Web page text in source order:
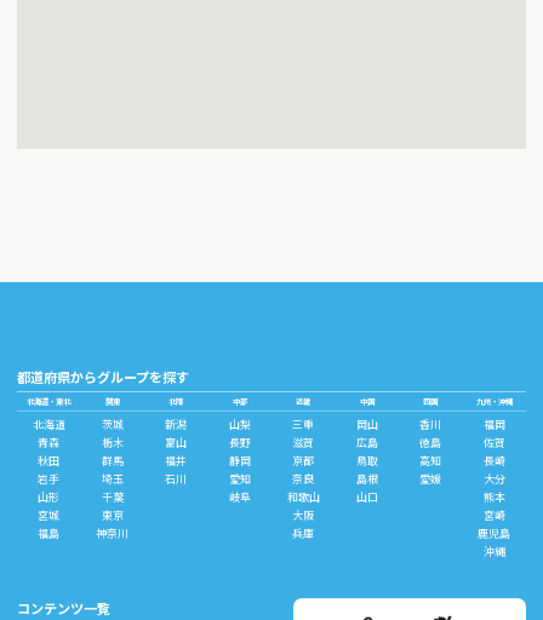
都道府県からグループを探す
北海道・東北
北海道
青森
秋田
岩手
山形
宮城
福島
関東
茨城
栃木
群馬
埼玉
千葉
東京
神奈川
北陸
新潟
富山
福井
石川
中部
山梨
長野
静岡
愛知
岐阜
近畿
三重
滋賀
京都
奈良
和歌山
大阪
兵庫
中国
岡山
広島
鳥取
島根
山口
四国
香川
徳島
高知
愛媛
九州・沖縄
福岡
佐賀
長崎
大分
熊本
宮崎
鹿児島
沖縄
コンテンツ一覧